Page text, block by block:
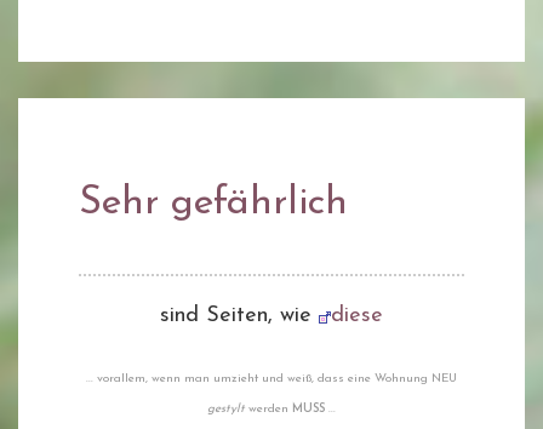
Sehr gefährlich
sind Seiten, wie diese
... vorallem, wenn man umzieht und weiß, dass eine Wohnung NEU
gestylt werden MUSS ...